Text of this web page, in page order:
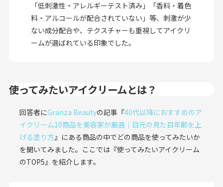
「低刺激性・アレルギーテスト済み」「香料・着色
料・アルコールが配合されていない」等、刺激が少
ない成分配合や、テクスチャーも重視してアイクリ
ームが選ばれている印象でした。
使ってみたいアイクリームとは？
回答者にGranza Beautyの記事『40代以降におすすめのア
イクリーム10商品を美容家が厳選｜目元の見た目年齢を上
げる塗り方』にある商品の中でどの商品を使ってみたいか
を聞いてみました。ここでは『使ってみたいアイクリーム
のTOP5』を紹介します。